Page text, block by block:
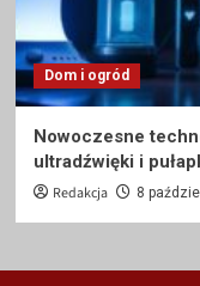
Dom i ogród
Nowoczesne
ultradźwięki i
Redakcja 8